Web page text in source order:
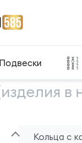
Подвески
продукции
в
Кольца с